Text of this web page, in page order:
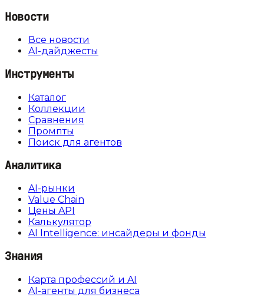
Новости
Все новости
AI-дайджесты
Инструменты
Каталог
Коллекции
Сравнения
Промпты
Поиск для агентов
Аналитика
AI-рынки
Value Chain
Цены API
Калькулятор
AI Intelligence: инсайдеры и фонды
Знания
Карта профессий и AI
AI-агенты для бизнеса